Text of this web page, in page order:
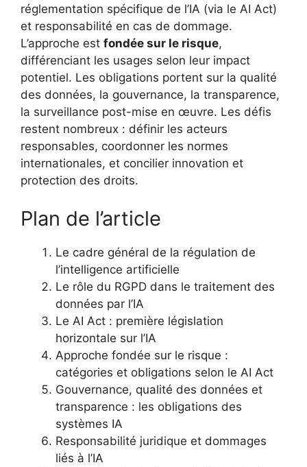
réglementation spécifique de l’IA (via le AI Act)
et responsabilité en cas de dommage.
L’approche est fondée sur le risque,
différenciant les usages selon leur impact
potentiel. Les obligations portent sur la qualité
des données, la gouvernance, la transparence,
la surveillance post-mise en œuvre. Les défis
restent nombreux : définir les acteurs
responsables, coordonner les normes
internationales, et concilier innovation et
protection des droits.
Plan de l’article
Le cadre général de la régulation de
l’intelligence artificielle
Le rôle du RGPD dans le traitement des
données par l’IA
Le AI Act : première législation
horizontale sur l’IA
Approche fondée sur le risque :
catégories et obligations selon le AI Act
Gouvernance, qualité des données et
transparence : les obligations des
systèmes IA
Responsabilité juridique et dommages
liés à l’IA